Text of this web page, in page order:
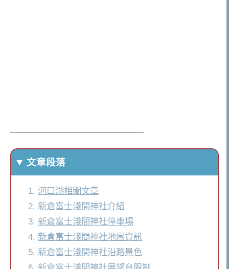
——————————————–
文章段落
河口湖相關文章
新倉富士淺間神社介紹
新倉富士淺間神社停車場
新倉富士淺間神社地圖資訊
新倉富士淺間神社沿路景色